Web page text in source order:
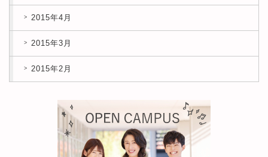
2015年4月
2015年3月
2015年2月